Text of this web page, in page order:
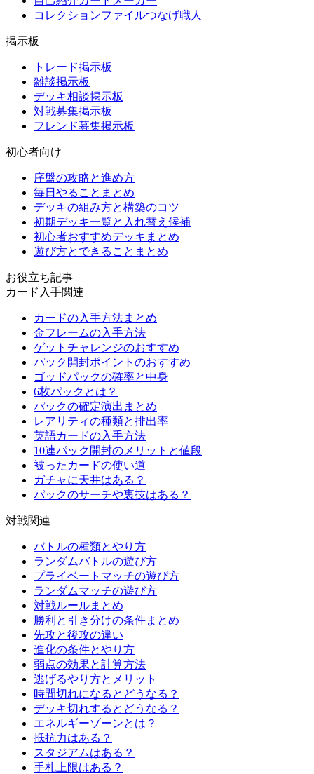
コレクションファイルつなげ職人
掲示板
トレード掲示板
雑談掲示板
デッキ相談掲示板
対戦募集掲示板
フレンド募集掲示板
初心者向け
序盤の攻略と進め方
毎日やることまとめ
デッキの組み方と構築のコツ
初期デッキ一覧と入れ替え候補
初心者おすすめデッキまとめ
遊び方とできることまとめ
お役立ち記事
カード入手関連
カードの入手方法まとめ
金フレームの入手方法
ゲットチャレンジのおすすめ
パック開封ポイントのおすすめ
ゴッドパックの確率と中身
6枚パックとは？
パックの確定演出まとめ
レアリティの種類と排出率
英語カードの入手方法
10連パック開封のメリットと値段
被ったカードの使い道
ガチャに天井はある？
パックのサーチや裏技はある？
対戦関連
バトルの種類とやり方
ランダムバトルの遊び方
プライベートマッチの遊び方
ランダムマッチの遊び方
対戦ルールまとめ
勝利と引き分けの条件まとめ
先攻と後攻の違い
進化の条件とやり方
弱点の効果と計算方法
逃げるやり方とメリット
時間切れになるとどうなる？
デッキ切れするとどうなる？
エネルギーゾーンとは？
抵抗力はある？
スタジアムはある？
手札上限はある？